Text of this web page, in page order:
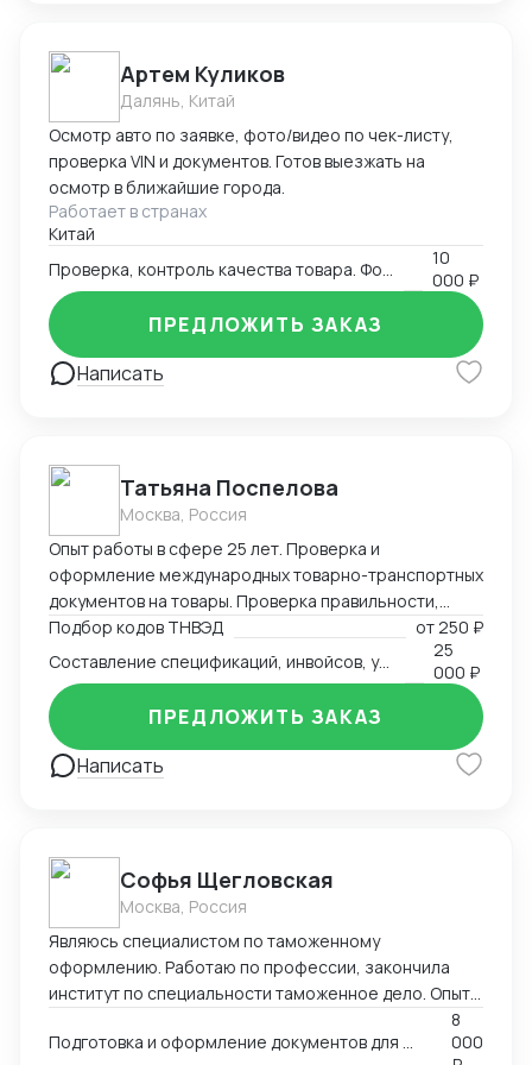
Артем Куликов
Далянь, Китай
Осмотр авто по заявке, фото/видео по чек-листу,
проверка VIN и документов. Готов выезжать на
осмотр в ближайшие города.
Работает в странах
Китай
10
000 ₽
Написать
ПРЕДЛОЖИТЬ ЗАКАЗ
Татьяна Поспелова
Москва, Россия
Опыт работы в сфере 25 лет. Проверка и
оформление международных товарно-транспортных
документов на товары. Проверка правильности,
полноты заполнения и комплектности перевозочных
и сопроводительных документов. Определение кода
товара (ТНВЭД). Выбор метода определения
таможенной стоимости и её расчёт в соответствии с
избранным методом. Определение мер тарифного и
нетарифного регулирования (помощь в получение
СС, ДС). Расчет таможенных платежей.
Подбор кодов ТНВЭД от250 ₽
Составление спецификаций, инвойсов, упаковочных листов
25
000 ₽
Написать
ПРЕДЛОЖИТЬ ЗАКАЗ
Софья Щегловская
Москва, Россия
Являюсь специалистом по таможенному
оформлению. Работаю по профессии, закончила
институт по специальности таможенное дело. Опыт
работы в двух крупных логистических компаниях, DSV
и ТЭК АЗИЯ ТРАНС, в таможенном отделе. Веду
Подготовка и оформление документов для декларирования товаров; Консультация по процедурам
8
000